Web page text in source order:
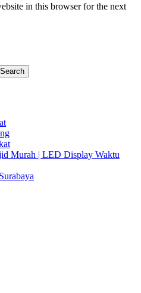
in this browser for the next
Search
Murah | LED Display Waktu